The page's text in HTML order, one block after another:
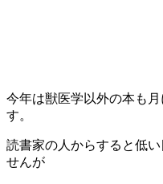
今年は獣医学以外の本も
す。
読書家の人からすると低
せんが